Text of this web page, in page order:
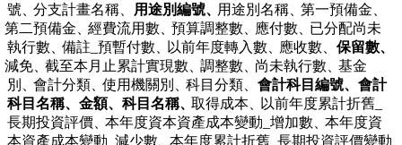
號、分支計畫名稱、 用途別編號、用途別名稱、第一預備金、
第二預備金、經費流用數、預算調整數、應付數、已分配尚未
執行數、備註_預暫付數、 以前年度轉入數、應收數、 保留數、
減免、截至本月止累計實現數、調整數、尚未執行數、基金
別、會計分類、使用機關別、科目分類、 會計科目編號、 會計
科目名稱、 金額、 科目名稱、取得成本、 以前年度累計折舊_
長期投資評價、本年度資本資產成本變動_增加數、本年度資
本資產成本變動_減少數、本年度累計折舊_長期投資評價變動